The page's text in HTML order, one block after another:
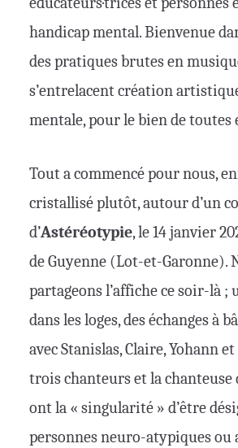
handicap mental. Bienvenue
des pratiques brutes en
s’entrelacent création
mentale, pour le bien de toutes
Touta commencé pour nous,
cristallisé plutôt, autour d’un
d’Astéréotypie, le 14 janvier
de Guyenne (Lot-et-Garonne).
partageons l’affiche ce soir-là ;
dans les loges, des échanges à
avec Stanislas, Claire, Yohann
trois chanteurs et la chanteuse
ont la « singularité » d’être
personnes neuro-atypiques ou